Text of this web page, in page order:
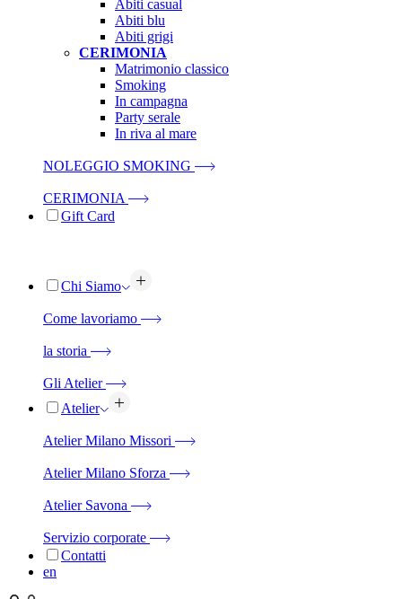
Abiti casual
Abiti blu
Abiti grigi
CERIMONIA
Matrimonio classico
Smoking
In campagna
Party serale
In riva al mare
NOLEGGIO SMOKING
CERIMONIA
Gift Card
Chi Siamo
Come lavoriamo
la storia
Gli Atelier
Atelier
Atelier Milano Missori
Atelier Milano Sforza
Atelier Savona
Servizio corporate
Contatti
en